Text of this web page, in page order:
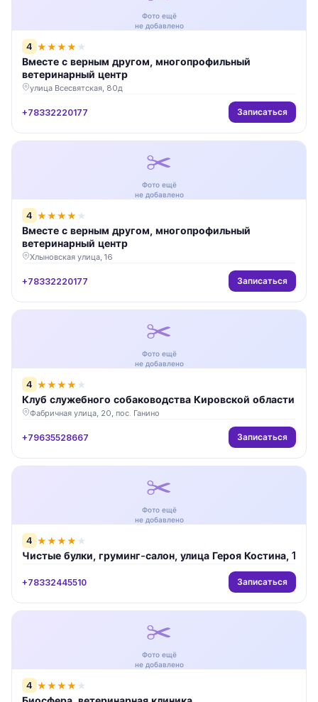
Фото ещё
не добавлено
4 ★★★★ ★
Вместе с верным другом, многопрофильный
ветеринарный центр
улица Всесвятская, 80д
+78332220177 Записаться
✂️
Фото ещё
не добавлено
4 ★★★★ ★
Вместе с верным другом, многопрофильный
ветеринарный центр
Хлыновская улица, 16
+78332220177 Записаться
✂️
Фото ещё
не добавлено
4 ★★★★ ★
Клуб служебного собаководства Кировской области
Фабричная улица, 20, пос. Ганино
+79635528667 Записаться
✂️
Фото ещё
не добавлено
4 ★★★★ ★
Чистые булки, груминг-салон, улица Героя Костина, 1
+78332445510 Записаться
✂️
Фото ещё
не добавлено
4 ★★★★ ★